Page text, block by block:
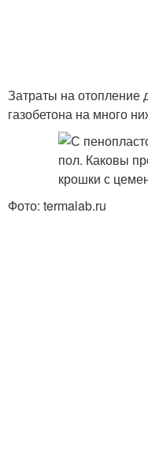
Затраты на отопление
газобетона на много
Фото: termalab.ru